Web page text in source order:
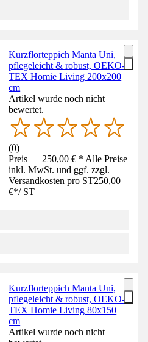
Kurzflorteppich Manta Uni,
pflegeleicht & robust, OEKO-
TEX Homie Living 200x200
cm
Artikel wurde noch nicht
bewertet.
(0)
Preis — 250,00 € * Alle Preise
inkl. MwSt. und ggf. zzgl.
Versandkosten pro ST250,00
€*/ ST
Kurzflorteppich Manta Uni,
pflegeleicht & robust, OEKO-
TEX Homie Living 80x150
cm
Artikel wurde noch nicht